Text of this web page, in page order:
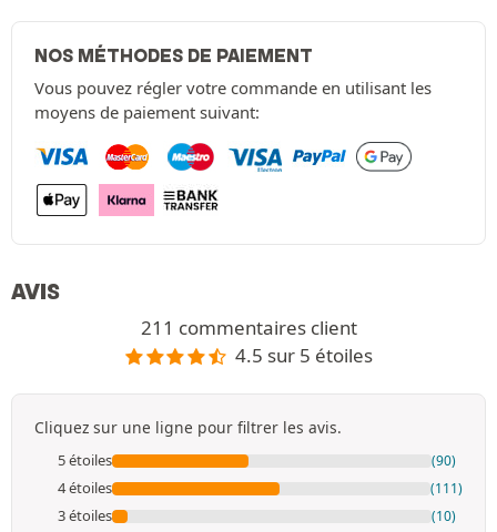
NOS MÉTHODES DE PAIEMENT
Vous pouvez régler votre commande en utilisant les
moyens de paiement suivant:
AVIS
211 commentaires client
4.5 sur 5 étoiles
Cliquez sur une ligne pour filtrer les avis.
5 étoiles (90)
4 étoiles (111)
3 étoiles (10)